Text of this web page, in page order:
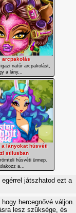
arcpakolás
natúr arcpakolást,
a lány...
a lányokat húsvéti
stílusban
húsvéti ünnep.
a...
játszhatod ezt a
hercegnővé váljon.
lesz szüksége, és